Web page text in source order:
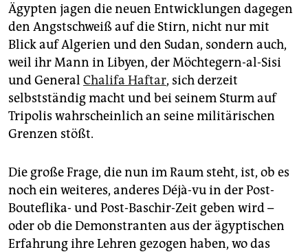
Ägypten jagen die neuen Entwicklungen dagegen
den Angstschweiß auf die Stirn, nicht nur mit
Blick auf Algerien und den ­Sudan, sondern auch,
weil ihr Mann in Libyen, der Möchtegern-al-Sisi
und General Chalifa Haftar, sich derzeit
selbstständig macht und bei seinem Sturm auf
Tripolis wahrscheinlich an seine militärischen
Grenzen stößt.
Die große Frage, die nun im Raum steht, ist, ob es
noch ein weiteres, anderes Déjà-vu in der Post-
Bouteflika- und Post-Baschir-Zeit geben wird –
oder ob die Demonstranten aus der ägyptischen
Erfahrung ihre Lehren gezogen haben, wo das